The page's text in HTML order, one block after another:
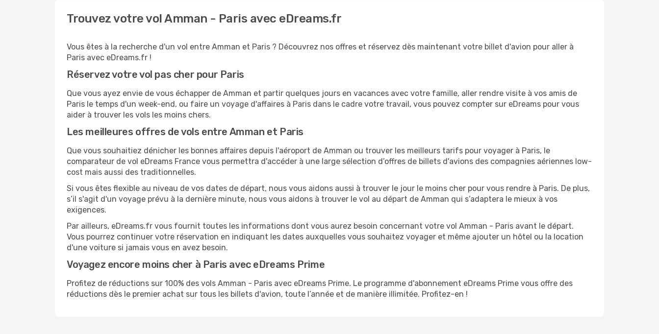
Trouvez votre vol Amman - Paris avec eDreams.fr
Vous êtes à la recherche d'un vol entre Amman et Paris ? Découvrez nos offres et réservez dès maintenant votre billet d'avion pour aller à
Paris avec eDreams.fr !
Réservez votre vol pas cher pour Paris
Que vous ayez envie de vous échapper de Amman et partir quelques jours en vacances avec votre famille, aller rendre visite à vos amis de
Paris le temps d'un week-end, ou faire un voyage d'affaires à Paris dans le cadre votre travail, vous pouvez compter sur eDreams pour vous
aider à trouver les vols les moins chers.
Les meilleures offres de vols entre Amman et Paris
Que vous souhaitiez dénicher les bonnes affaires depuis l'aéroport de Amman ou trouver les meilleurs tarifs pour voyager à Paris, le
comparateur de vol eDreams France vous permettra d'accéder à une large sélection d’offres de billets d'avions des compagnies aériennes low-
cost mais aussi des traditionnelles.
Si vous êtes flexible au niveau de vos dates de départ, nous vous aidons aussi à trouver le jour le moins cher pour vous rendre à Paris. De plus,
s’il s'agit d'un voyage prévu à la dernière minute, nous vous aidons à trouver le vol au départ de Amman qui s’adaptera le mieux à vos
exigences.
Par ailleurs, eDreams.fr vous fournit toutes les informations dont vous aurez besoin concernant votre vol Amman - Paris avant le départ.
Vous pourrez continuer votre réservation en indiquant les dates auxquelles vous souhaitez voyager et même ajouter un hôtel ou la location
d'une voiture si jamais vous en avez besoin.
Voyagez encore moins cher à Paris avec eDreams Prime
Profitez de réductions sur 100% des vols Amman - Paris avec eDreams Prime. Le programme d'abonnement eDreams Prime vous offre des
réductions dès le premier achat sur tous les billets d'avion, toute l’année et de manière illimitée. Profitez-en !